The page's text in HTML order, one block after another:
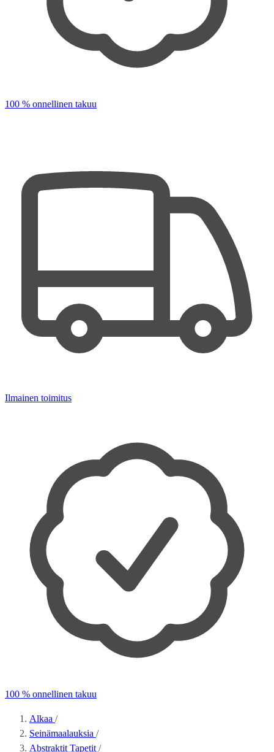
100 % onnellinen takuu
Ilmainen toimitus
100 % onnellinen takuu
Alkaa /
Seinämaalauksia /
Abstraktit Tapetit /